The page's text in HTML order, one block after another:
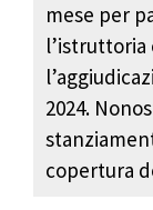
mese per
l’istruttoria
2024.
copertura